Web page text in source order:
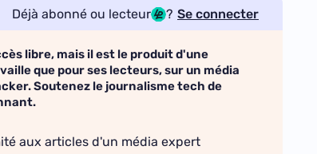
Déjà abonné ou lecteur ? Se connecter
libre, mais il est le produit d'une
que pour ses lecteurs, sur un média
Soutenez le journalisme tech de
aux articles d'un média expert